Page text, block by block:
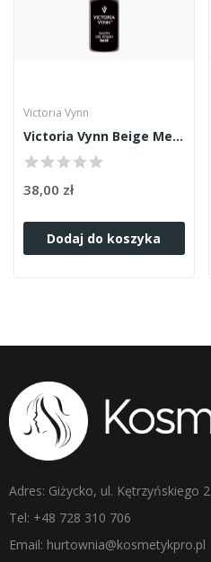
Victoria Vynn
Victoria Vynn Beige Mega Base 8ml
38,00 zł
Dodaj do koszyka
Adres: Giżycko, ul. Kętrzyńskiego 2
Tel: +48 728 310 706
Email: hurtownia@kosmetykpro.pl